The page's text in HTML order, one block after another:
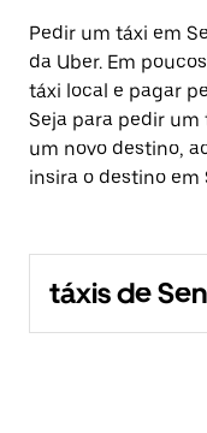
Pedir um táxi em
da Uber. Em
táxi local e pagar
Seja para pedir
um novo destino,
insira o destino em
táxis de